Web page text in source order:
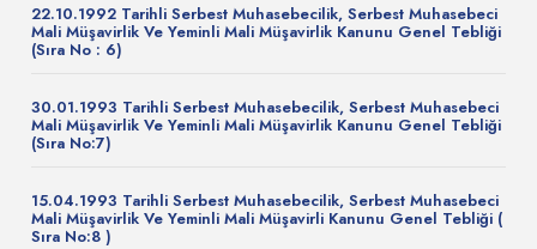
22.10.1992 Tarihli Serbest Muhasebecilik, Serbest Muhasebeci
Mali Müşavirlik Ve Yeminli Mali Müşavirlik Kanunu Genel Tebliği
(Sıra No : 6)
30.01.1993 Tarihli Serbest Muhasebecilik, Serbest Muhasebeci
Mali Müşavirlik Ve Yeminli Mali Müşavirlik Kanunu Genel Tebliği
(Sıra No:7)
15.04.1993 Tarihli Serbest Muhasebecilik, Serbest Muhasebeci
Mali Müşavirlik Ve Yeminli Mali Müşavirli Kanunu Genel Tebliği (
Sıra No:8 )